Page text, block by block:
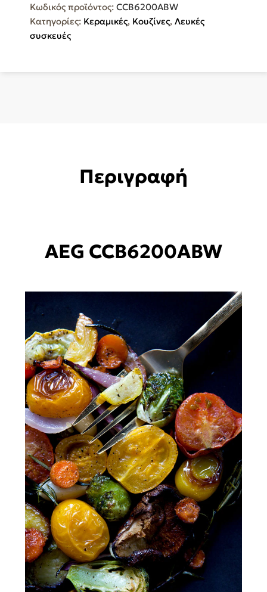
Λευκή
CCB6200ABW
ποσότητα
Κωδικός προϊόντος: CCB6200ABW
Κατηγορίες: Κεραμικές, Κουζίνες, Λευκές
συσκευές
Περιγραφή
AEG CCB6200ABW